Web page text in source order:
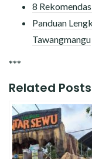
8
Panduan
Tawangmangu
***
Related